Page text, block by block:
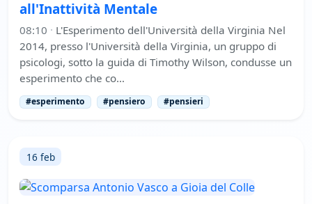
all'Inattività Mentale
08:10 · L'Esperimento dell'Università della Virginia Nel
2014, presso l'Università della Virginia, un gruppo di
psicologi, sotto la guida di Timothy Wilson, condusse un
esperimento che co…
#esperimento #pensiero #pensieri
16 feb